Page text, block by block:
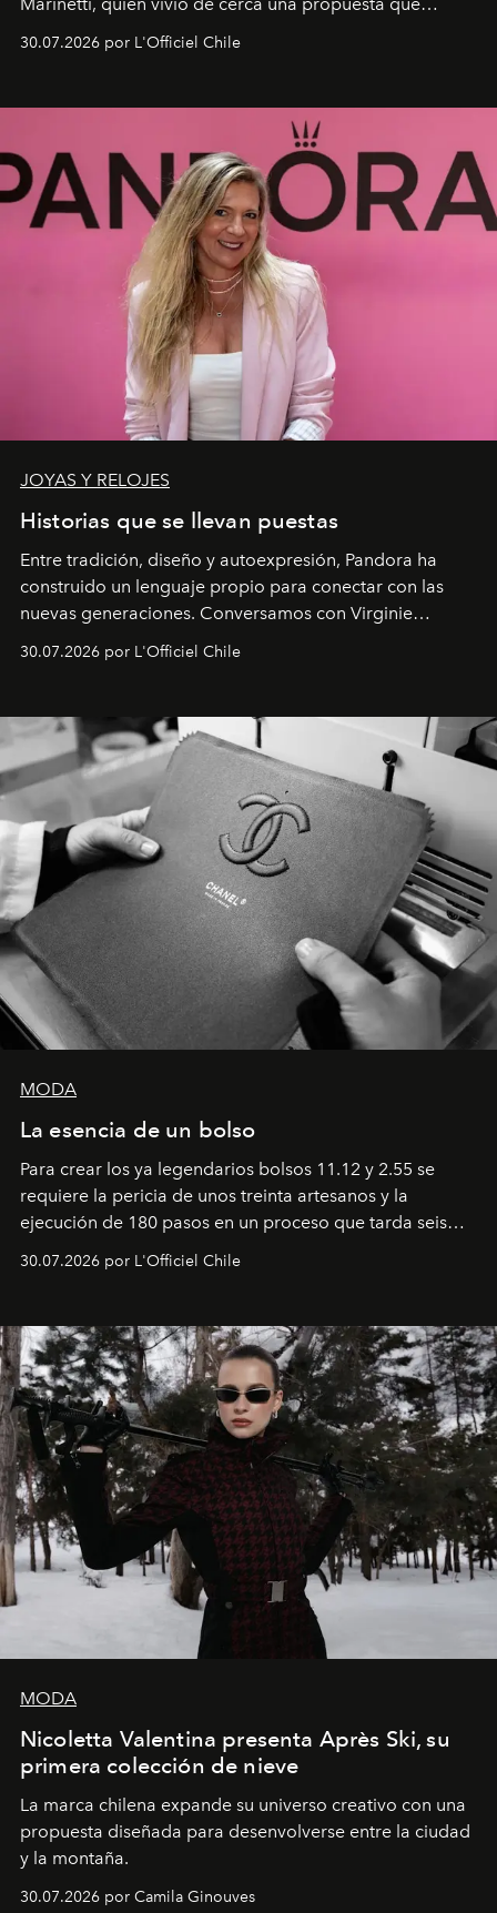
fusiona moda y rendimiento.
30.07.2026 por L'Officiel Chile
JOYAS Y RELOJES
Historias que se llevan puestas
Entre tradición, diseño y autoexpresión, Pandora ha
construido un lenguaje propio para conectar con las
nuevas generaciones. Conversamos con Virginie
Dubray, la responsable de marketing para
Latinoamérica, sobre identidad, cultura y el valor
30.07.2026 por L'Officiel Chile
MODA
La esencia de un bolso
Para crear los ya legendarios bolsos 11.12 y 2.55 se
requiere la pericia de unos treinta artesanos y la
ejecución de 180 pasos en un proceso que tarda seis
semanas. Los expertos ponen en práctica una técnica
que se enseña solamente en la escuela de formación de
30.07.2026 por L'Officiel Chile
MODA
Nicoletta Valentina presenta Après Ski, su
primera colección de nieve
La marca chilena expande su universo creativo con una
propuesta diseñada para desenvolverse entre la ciudad
y la montaña.
30.07.2026 por Camila Ginouves